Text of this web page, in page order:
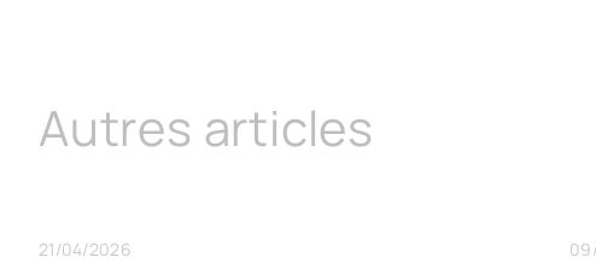
Autres articles
21/04/2026